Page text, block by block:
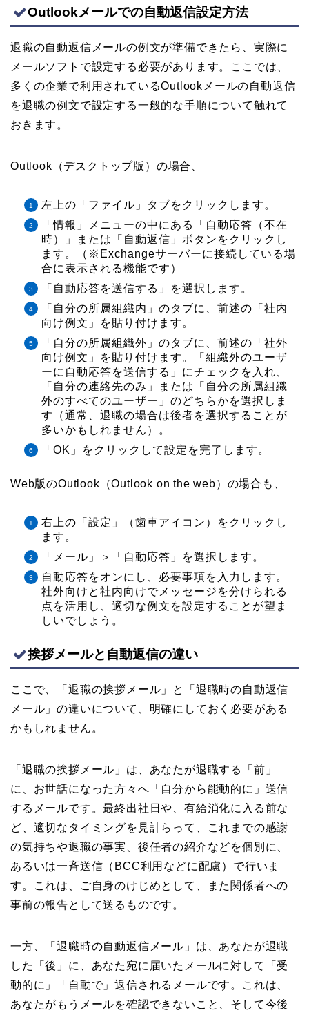
Outlookメールでの自動返信設定方法
退職の自動返信メールの例文が準備できたら、実際に
メールソフトで設定する必要があります。ここでは、
多くの企業で利用されているOutlookメールの自動返信
を退職の例文で設定する一般的な手順について触れて
おきます。
Outlook（デスクトップ版）の場合、
左上の「ファイル」タブをクリックします。
「情報」メニューの中にある「自動応答（不在
時）」または「自動返信」ボタンをクリックし
ます。（※Exchangeサーバーに接続している場
合に表示される機能です）
「自動応答を送信する」を選択します。
「自分の所属組織内」のタブに、前述の「社内
向け例文」を貼り付けます。
「自分の所属組織外」のタブに、前述の「社外
向け例文」を貼り付けます。「組織外のユーザ
ーに自動応答を送信する」にチェックを入れ、
「自分の連絡先のみ」または「自分の所属組織
外のすべてのユーザー」のどちらかを選択しま
す（通常、退職の場合は後者を選択することが
多いかもしれません）。
「OK」をクリックして設定を完了します。
Web版のOutlook（Outlook on the web）の場合も、
右上の「設定」（歯車アイコン）をクリックし
ます。
「メール」＞「自動応答」を選択します。
自動応答をオンにし、必要事項を入力します。
社外向けと社内向けでメッセージを分けられる
点を活用し、適切な例文を設定することが望ま
しいでしょう。
挨拶メールと自動返信の違い
ここで、「退職の挨拶メール」と「退職時の自動返信
メール」の違いについて、明確にしておく必要がある
かもしれません。
「退職の挨拶メール」は、あなたが退職する「前」
に、お世話になった方々へ「自分から能動的に」送信
するメールです。最終出社日や、有給消化に入る前な
ど、適切なタイミングを見計らって、これまでの感謝
の気持ちや退職の事実、後任者の紹介などを個別に、
あるいは一斉送信（BCC利用などに配慮）で行いま
す。これは、ご自身のけじめとして、また関係者への
事前の報告として送るものです。
一方、「退職時の自動返信メール」は、あなたが退職
した「後」に、あなた宛に届いたメールに対して「受
動的に」「自動で」返信されるメールです。これは、
あなたがもうメールを確認できないこと、そして今後